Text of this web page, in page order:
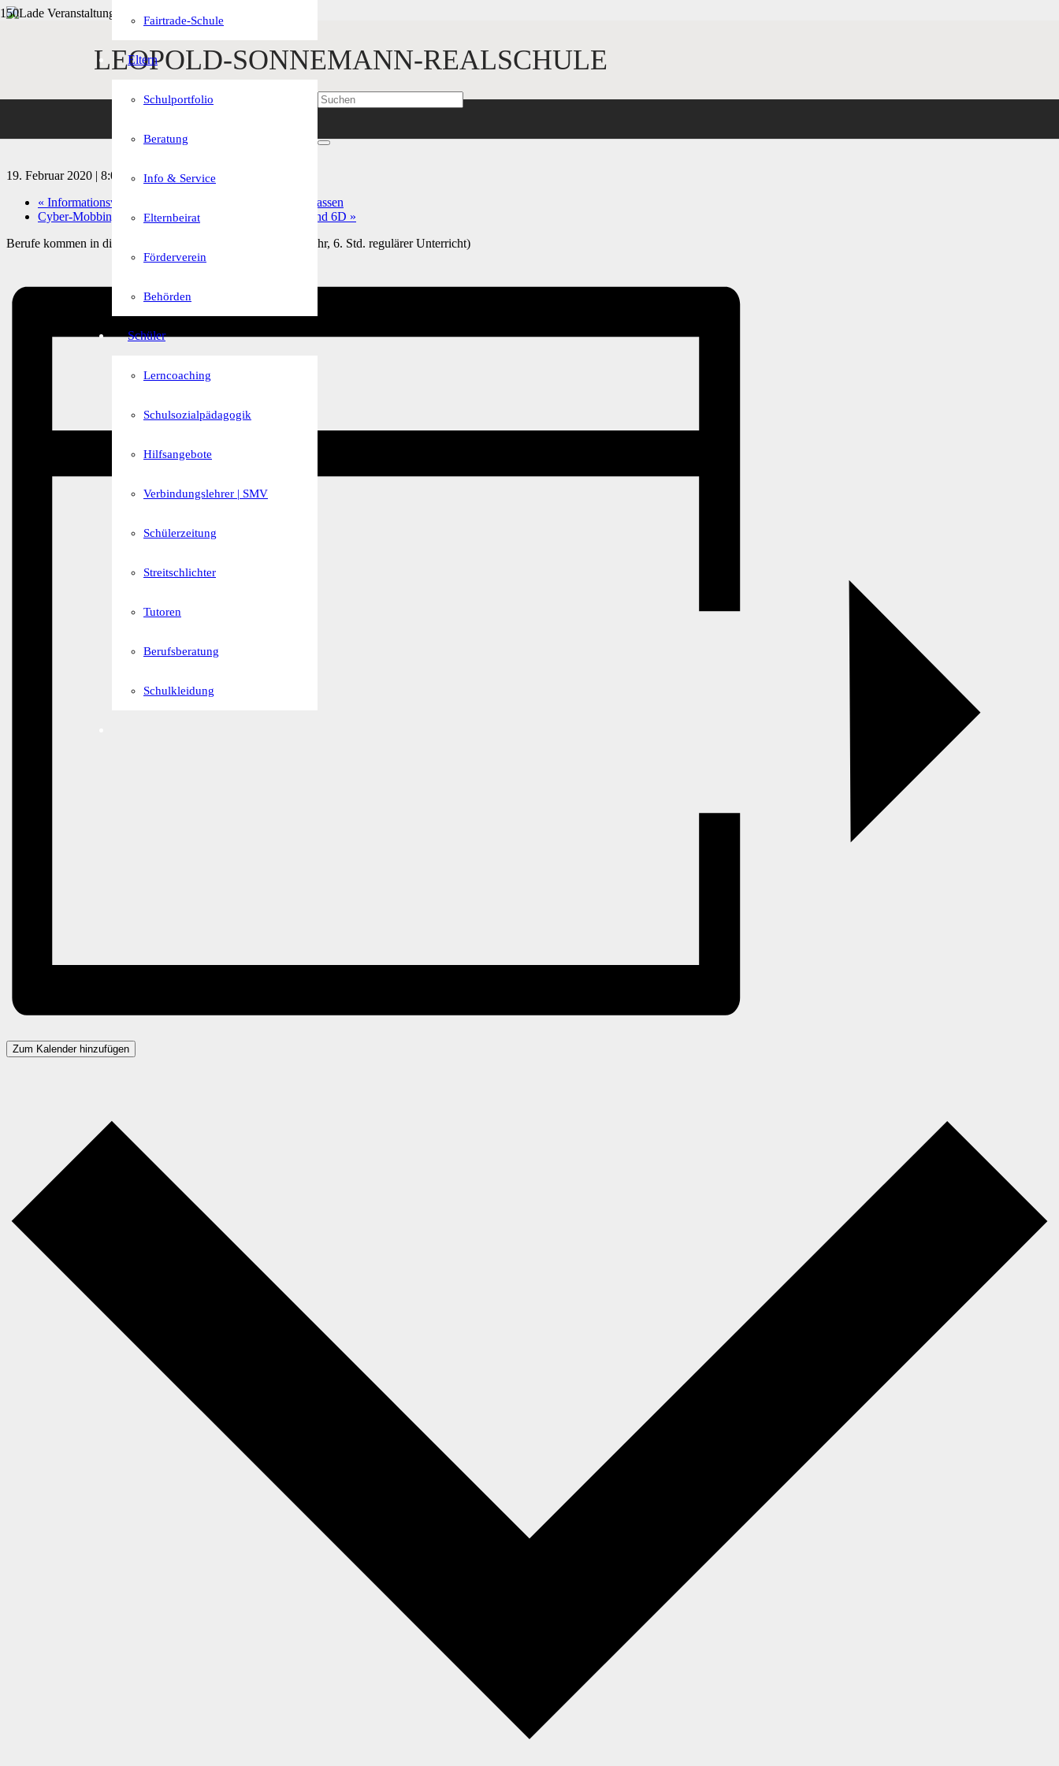
LEOPOLD-SONNEMANN-REALSCHULE
Fairtrade-Schule
Eltern
Schulportfolio
Beratung
Info & Service
Elternbeirat
Förderverein
Behörden
Schüler
Lerncoaching
Schulsozialpädagogik
Hilfsangebote
Verbindungslehrer | SMV
Schülerzeitung
Streitschlichter
Tutoren
Berufsberatung
Schulkleidung
Diese Veranstaltung hat bereits stattgefunden.
Berufe kommen in die Schule für 9. Klassen
19. Februar 2020 | 8:00 -12:00
« Informationsveranstaltung zum Thema HIV für 10. Klassen
Cyber-Mobbing-Vortrag durch Polizei für Klassen 6C und 6D »
Berufe kommen in die Schule für 9. Klassen (8:00 bis 12:00 Uhr, 6. Std. regulärer Unterricht)
Zum Kalender hinzufügen